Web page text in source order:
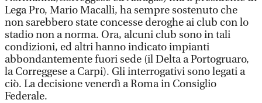
Lega Pro, Mario Macalli, ha sempre sostenuto che
non sarebbero state concesse deroghe ai club con lo
stadio non a norma. Ora, alcuni club sono in tali
condizioni, ed altri hanno indicato impianti
abbondantemente fuori sede (il Delta a Portogruaro,
la Correggese a Carpi). Gli interrogativi sono legati a
ciò. La decisione venerdì a Roma in Consiglio
Federale.